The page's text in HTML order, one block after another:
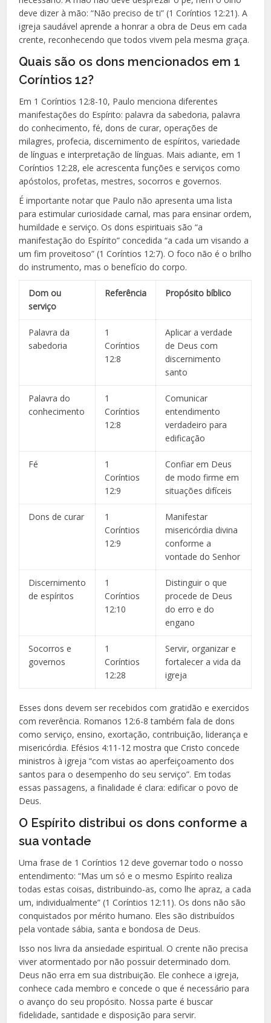
deve dizer à mão: “Não preciso de ti” (1 Coríntios 12:21). A
igreja saudável aprende a honrar a obra de Deus em cada
crente, reconhecendo que todos vivem pela mesma graça.
Quais são os dons mencionados em 1
Coríntios 12?
Em 1 Coríntios 12:8-10, Paulo menciona diferentes
manifestações do Espírito: palavra da sabedoria, palavra
do conhecimento, fé, dons de curar, operações de
milagres, profecia, discernimento de espíritos, variedade
de línguas e interpretação de línguas. Mais adiante, em 1
Coríntios 12:28, ele acrescenta funções e serviços como
apóstolos, profetas, mestres, socorros e governos.
É importante notar que Paulo não apresenta uma lista
para estimular curiosidade carnal, mas para ensinar ordem,
humildade e serviço. Os dons espirituais são “a
manifestação do Espírito” concedida “a cada um visando a
um fim proveitoso” (1 Coríntios 12:7). O foco não é o brilho
do instrumento, mas o benefício do corpo.
Dom ou
serviço
Referência Propósito bíblico
Palavra da
sabedoria
1
Coríntios
12:8
Aplicar a verdade
de Deus com
discernimento
santo
Palavra do
conhecimento
1
Coríntios
12:8
Comunicar
entendimento
verdadeiro para
edificação
Fé
1
Coríntios
12:9
Confiar em Deus
de modo firme em
situações difíceis
Dons de curar
1
Coríntios
12:9
Manifestar
misericórdia divina
conforme a
vontade do Senhor
Discernimento
de espíritos
1
Coríntios
12:10
Distinguir o que
procede de Deus
do erro e do
engano
Socorros e
governos
1
Coríntios
12:28
Servir, organizar e
fortalecer a vida da
igreja
Esses dons devem ser recebidos com gratidão e exercidos
com reverência. Romanos 12:6-8 também fala de dons
como serviço, ensino, exortação, contribuição, liderança e
misericórdia. Efésios 4:11-12 mostra que Cristo concede
ministros à igreja “com vistas ao aperfeiçoamento dos
santos para o desempenho do seu serviço”. Em todas
essas passagens, a finalidade é clara: edificar o povo de
Deus.
O Espírito distribui os dons conforme a
sua vontade
Uma frase de 1 Coríntios 12 deve governar todo o nosso
entendimento: “Mas um só e o mesmo Espírito realiza
todas estas coisas, distribuindo-as, como lhe apraz, a cada
um, individualmente” (1 Coríntios 12:11). Os dons não são
conquistados por mérito humano. Eles são distribuídos
pela vontade sábia, santa e bondosa de Deus.
Isso nos livra da ansiedade espiritual. O crente não precisa
viver atormentado por não possuir determinado dom.
Deus não erra em sua distribuição. Ele conhece a igreja,
conhece cada membro e concede o que é necessário para
o avanço do seu propósito. Nossa parte é buscar
fidelidade, santidade e disposição para servir.